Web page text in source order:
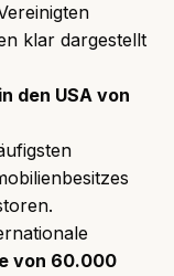
klar dargestellt
den USA von
von 60.000